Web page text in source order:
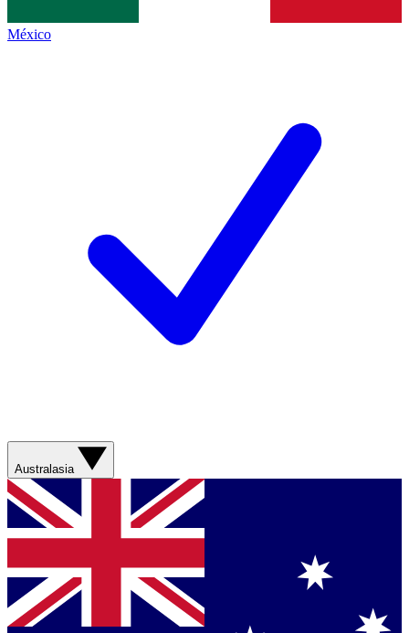
México
Australasia